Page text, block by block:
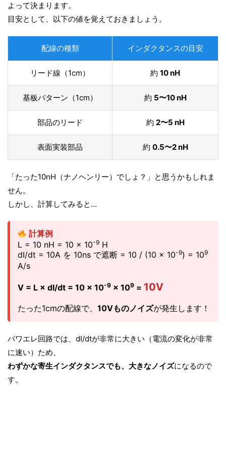
よって決まります。
目安として、以下の値を覚えておきましょう。
配線の種類 インダクタンスの目安
リード線（1cm） 約 10 nH
基板パターン（1cm） 約 5〜10 nH
部品のリード 約 2〜5 nH
表面実装部品 約 0.5〜2 nH
「たった10nH（ナノヘンリー）でしょ？」と思うかもしれま
せん。
しかし、計算してみると…
計算例
L = 10 nH = 10 × 10-9 H
dI/dt = 10A を 10ns で遮断 = 10 / (10 × 10-9) = 109
A/s
V = L × dI/dt = 10 × 10-9 × 109 = 10V
たった1cmの配線で、 10Vものノイズが発生します！
パワエレ回路では、dI/dtが非常に大きい（電流の変化が非常
に速い）ため、
わずかな寄生インダクタンスでも、大きなノイズになるので
す。